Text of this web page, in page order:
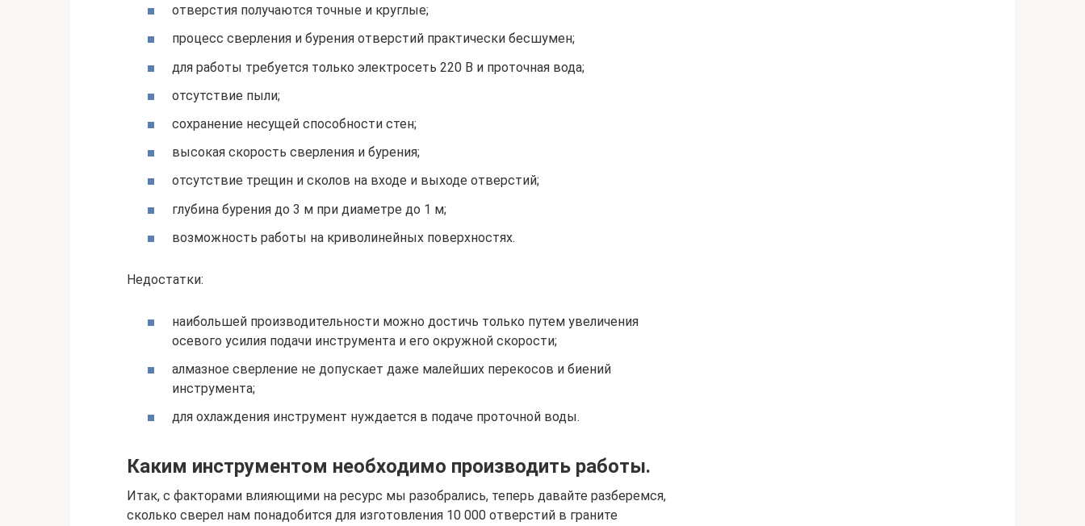
отверстия получаются точные и круглые;
процесс сверления и бурения отверстий практически бесшумен;
для работы требуется только электросеть 220 В и проточная вода;
отсутствие пыли;
сохранение несущей способности стен;
высокая скорость сверления и бурения;
отсутствие трещин и сколов на входе и выходе отверстий;
глубина бурения до 3 м при диаметре до 1 м;
возможность работы на криволинейных поверхностях.
Недостатки:
наибольшей производительности можно достичь только путем увеличения
осевого усилия подачи инструмента и его окружной скорости;
алмазное сверление не допускает даже малейших перекосов и биений
инструмента;
для охлаждения инструмент нуждается в подаче проточной воды.
Каким инструментом необходимо производить работы.
Итак, с факторами влияющими на ресурс мы разобрались, теперь давайте разберемся,
сколько сверел нам понадобится для изготовления 10 000 отверстий в граните